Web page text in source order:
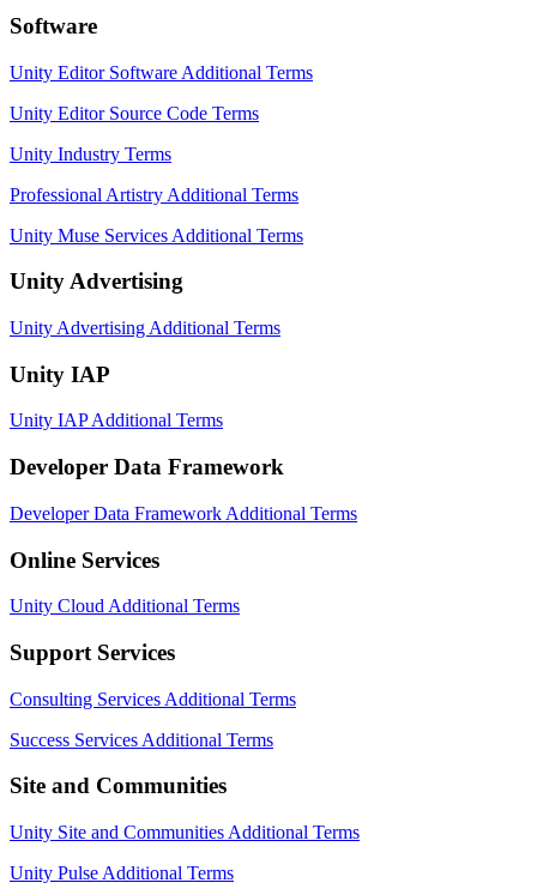
将玩家与合适的游戏连接
使用案例
使用 Unity 打造移动端爆款游戏
独立游戏
小团队也能做出大游戏
XR 游戏
多人游戏
简化多人游戏开发
新增功能
更新、信息和技术提示
新闻
新闻、故事和新闻中心
将Unity的力量带入您的机构
认证
证明您的Unity精通
Software
Unity Editor Software Additional Terms
Unity Editor Source Code Terms
Unity Industry Terms
Professional Artistry Additional Terms
Unity Muse Services Additional Terms
Unity Advertising
Unity Advertising Additional Terms
Unity IAP
Unity IAP Additional Terms
Developer Data Framework
Developer Data Framework Additional Terms
Online Services
Unity Cloud Additional Terms
Support Services
Consulting Services Additional Terms
Success Services Additional Terms
Site and Communities
Unity Site and Communities Additional Terms
Unity Pulse Additional Terms